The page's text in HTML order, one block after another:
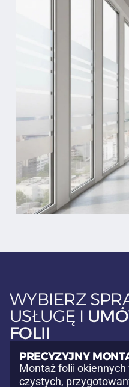
WYBIERZ
USŁUGĘ I
FOLII
PRECYZYJNY
Montaż folii
czystych,